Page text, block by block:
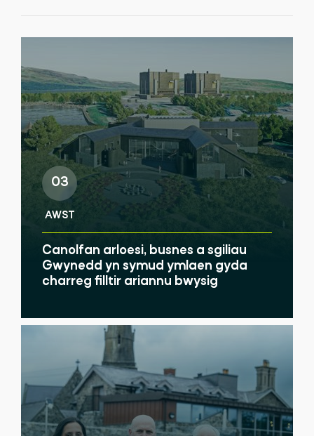
03
AWST
Canolfan arloesi, busnes a sgiliau
Gwynedd yn symud ymlaen gyda
charreg filltir ariannu bwysig